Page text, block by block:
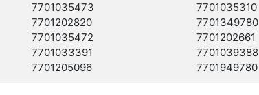
7701035473 7701035310
7701202820 7701349780
7701035472 7701202661
7701033391 7701039388
7701205096 7701949780